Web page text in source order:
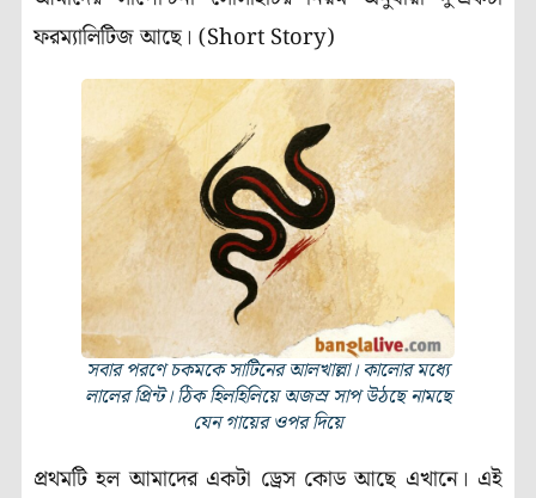
ফরম্যালিটিজ আছে। (Short Story)
সবার পরণে চকমকে সাটিনের আলখাল্লা। কালোর মধ্যে
লালের প্রিন্ট। ঠিক হিলহিলিয়ে অজস্র সাপ উঠছে নামছে
যেন গায়ের ওপর দিয়ে
প্রথমটি হল আমাদের একটা ড্রেস কোড আছে এখানে। এই